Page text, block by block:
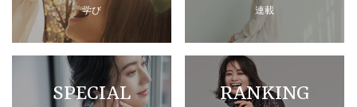
学び 連載
SPECIAL RANKING